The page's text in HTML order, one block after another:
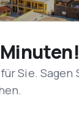
Sie. Sagen